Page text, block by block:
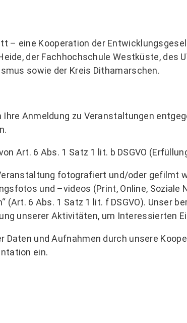
– eine Kooperation der
der Fachhochschule Westküste, des
sowie der Kreis Dithamarschen.
Anmeldung zu Veranstaltungen
Art. 6 Abs. 1 Satz 1 lit. b DSGVO
fotografiert und/oder gefilmt
und –videos (Print, Online, Soziale
(Art. 6 Abs. 1 Satz 1 lit. f DSGVO). Unser
unserer Aktivitäten, um Interessierten
Daten und Aufnahmen durch unsere
ein.